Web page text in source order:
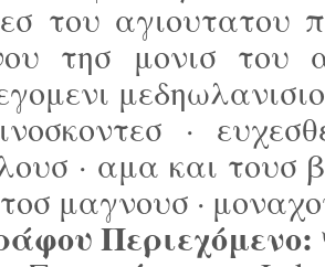
του αγιουτατου
τησ μονισ του
·
· αμα και τουσ
μαγνουσ ·
Περιεχόμενο: